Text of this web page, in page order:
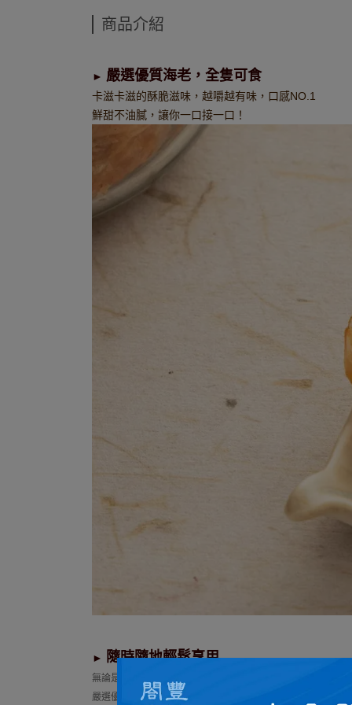
商品介紹
► 嚴選優質海老，全隻可食
卡滋卡滋的酥脆滋味，越嚼越有味，口感NO.1
鮮甜不油膩，讓你一口接一口！
► 隨時隨地輕鬆享用
無論是當作休閒零嘴、聚會小食，還是搭配啤酒小酌，都是絕
嚴選優質鮮蝦，風味絕佳，大人小孩都愛吃。